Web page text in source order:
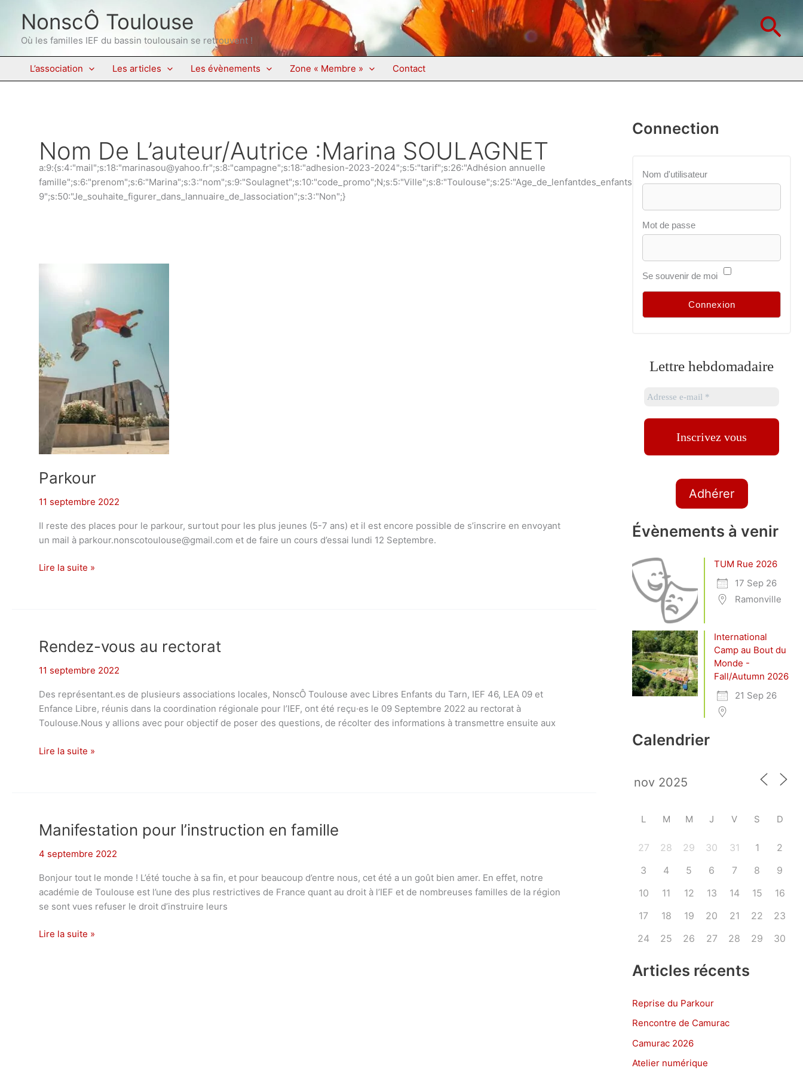
contenu
NonscÔ Toulouse
Où les familles IEF du bassin toulousain se retrouvent !
L’association Les articles Les évènements Zone « Membre » Contact
Nom De L’auteur/autrice :Marina SOULAGNET
a:9:{s:4:"mail";s:18:"marinasou@yahoo.fr";s:8:"campagne";s:18:"adhesion-2023-2024";s:5:"tarif";s:26:"Adhésion annuelle
famille";s:6:"prenom";s:6:"Marina";s:3:"nom";s:9:"Soulagnet";s:10:"code_promo";N;s:5:"Ville";s:8:"Toulouse";s:25:"Age_de_lenfantdes_enfants";s:5:"13,
9";s:50:"Je_souhaite_figurer_dans_lannuaire_de_lassociation";s:3:"Non";}
Parkour
11 septembre 2022
Il reste des places pour le parkour, surtout pour les plus jeunes (5-7 ans) et il est encore possible de s’inscrire en envoyant
un mail à parkour.nonscotoulouse@gmail.com et de faire un cours d’essai lundi 12 Septembre.
Parkour
Lire la suite »
Rendez-vous au rectorat
11 septembre 2022
Des représentant.es de plusieurs associations locales, NonscÔ Toulouse avec Libres Enfants du Tarn, IEF 46, LEA 09 et
Enfance Libre, réunis dans la coordination régionale pour l’IEF, ont été reçu·es le 09 Septembre 2022 au rectorat à
Toulouse.Nous y allions avec pour objectif de poser des questions, de récolter des informations à transmettre ensuite aux
Rendez-
Lire la suite »
Manifestation pour l’instruction en famille
4 septembre 2022
Bonjour tout le monde ! L’été touche à sa fin, et pour beaucoup d’entre nous, cet été a un goût bien amer. En effet, notre
académie de Toulouse est l’une des plus restrictives de France quant au droit à l’IEF et de nombreuses familles de la région
se sont vues refuser le droit d’instruire leurs
Manifestation
Lire la suite »
Connection
Nom d'utilisateur
Mot de passe
Se souvenir de moi
Lettre hebdomadaire
Adhérer
Évènements à venir
TUM Rue 2026
17 Sep 26
Ramonville
International
Camp au Bout du
Monde -
Fall/Autumn 2026
21 Sep 26
Calendrier
L M M J V S D
27 28 29 30 31 1
2
3
4 5 6 7 8
9
10
11 12 13 14 15
16
17
18 19 20 21 22
23
24
25 26 27 28 29 30
Articles récents
Reprise du Parkour
Rencontre de Camurac
Camurac 2026
Atelier numérique